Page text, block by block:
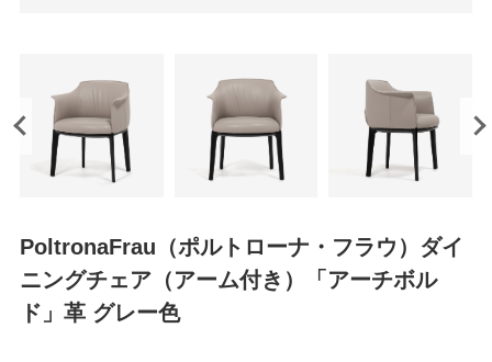
PoltronaFrau（ポルトローナ・フラウ）ダイ
ニングチェア（アーム付き）「アーチボル
ド」革 グレー色